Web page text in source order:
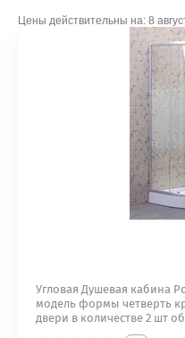
Цены действительны на: 8
Угловая Душевая кабина
модель формы четверть
двери в количестве 2 шт